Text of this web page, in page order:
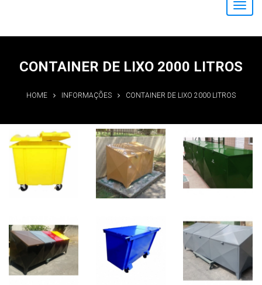
CONTAINER DE LIXO 2000 LITROS
HOME INFORMAÇÕES CONTAINER DE LIXO 2000 LITROS
Container de
Container de
lixo 2000
Container de
Container de
Container de
Container de
lixo 2000